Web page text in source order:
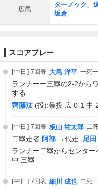
広島
ターノック、
坂倉
スコアプレー
中日 7回表 大島 洋平 一死
ランナー一三塁の2-2から
する
齊藤汰 (投):暴投 広 0-1 中
中日 7回表 板山 祐太郎 二
二塁走者 阿部 →代走: 尾田
ランナー二塁からセンタ
中 三塁
中日 7回表 細川 成也 二死